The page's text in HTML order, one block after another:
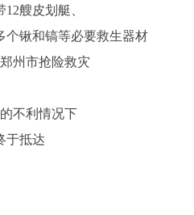
艘皮划艇、
个锹和镐等必要救生器材
州市抢险救灾
不利情况下
于抵达